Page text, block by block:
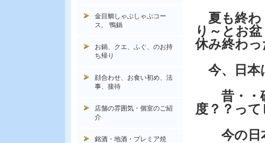
夏も終わ
り～とお盆
休み終わ
今、日本
昔・・
度？？っ
今の日本
金目鯛しゃぶしゃぶコー
ス, 鴨鍋
お鍋、クエ、ふぐ、のお持
ち帰り
顔合わせ、お食い初め、法
事、接待
店舗の雰囲気・個室のご紹
介
銘酒・地酒・プレミア焼